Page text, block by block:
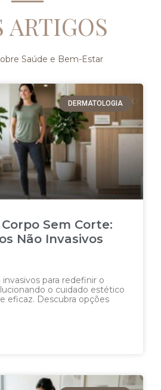
ARTIGOS
Saúde e Bem-Estar
DERMATOLOGIA
Sem Corte:
Não Invasivos
para redefinir o
o cuidado estético
eficaz. Descubra opções